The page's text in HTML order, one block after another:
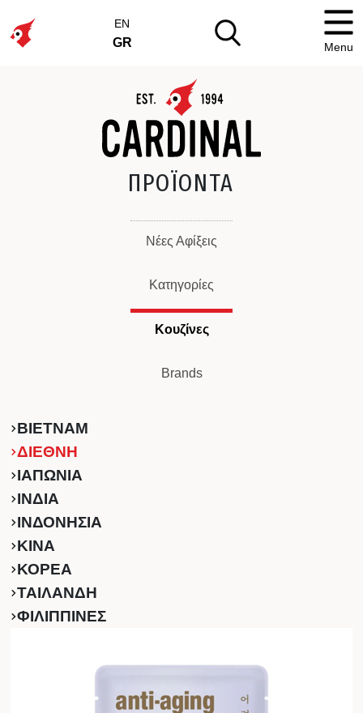
EN
GR Menu
ΠΡΟΪΟΝΤΑ
Νέες Αφίξεις
Κατηγορίες
Κουζίνες
Brands
ΒΙΕΤΝΑΜ
ΔΙΕΘΝΗ
ΙΑΠΩΝΙΑ
ΙΝΔΙΑ
ΙΝΔΟΝΗΣΙΑ
ΚINA
ΚΟΡΕΑ
ΤΑΙΛΑΝΔΗ
ΦΙΛΙΠΠΙΝΕΣ